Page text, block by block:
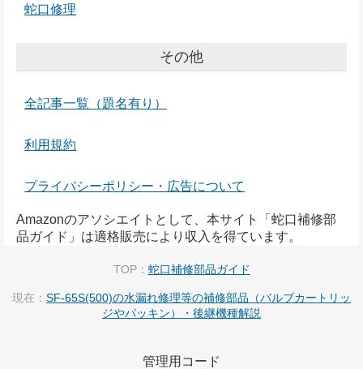
蛇口修理
その他
全記事一覧（題名有り）
利用規約
プライバシーポリシー・広告について
Amazonのアソシエイトとして、本サイト「蛇口補修部
品ガイド」は適格販売により収入を得ています。
TOP： 蛇口補修部品ガイド
現在： SF-65S(500)の水漏れ修理等の補修部品（バルブカートリッ
ジやパッキン）・後継機種解説
管理用コード